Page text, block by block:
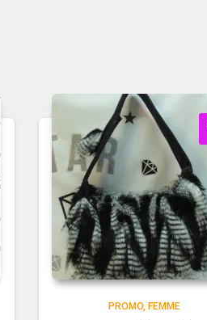
PROMO FEMME